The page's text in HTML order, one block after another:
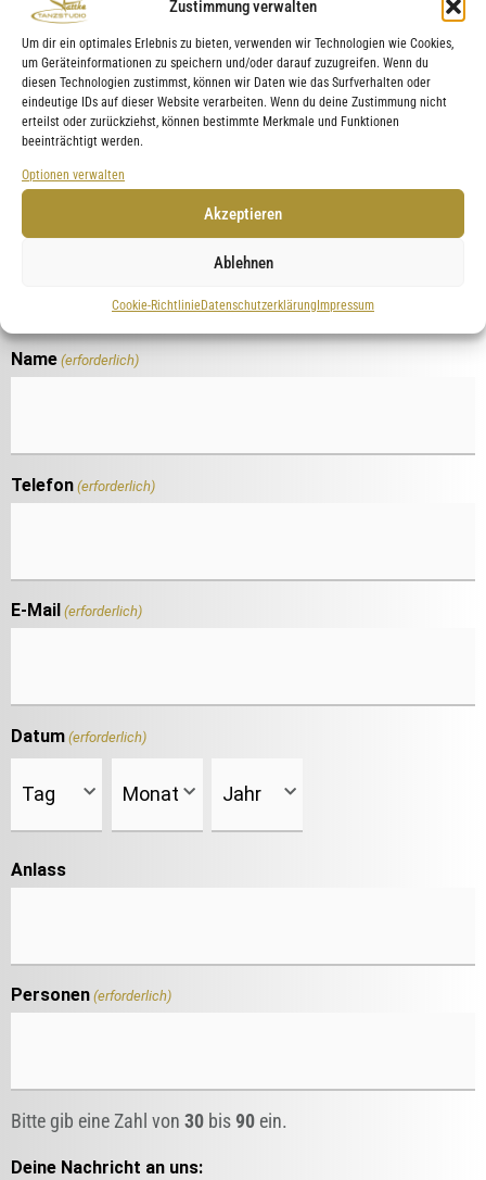
Zustimmung verwalten
Um dir ein optimales Erlebnis zu bieten, verwenden wir Technologien wie Cookies,
um Geräteinformationen zu speichern und/oder darauf zuzugreifen. Wenn du
diesen Technologien zustimmst, können wir Daten wie das Surfverhalten oder
eindeutige IDs auf dieser Website verarbeiten. Wenn du deine Zustimmung nicht
erteilst oder zurückziehst, können bestimmte Merkmale und Funktionen
beeinträchtigt werden.
Optionen verwalten
Akzeptieren
Ablehnen
Cookie-RichtlinieDatenschutzerklärung Impressum
€19,80*
Name (erforderlich)
Telefon (erforderlich)
E-Mail (erforderlich)
Datum (erforderlich)
Anlass
Personen (erforderlich)
Bitte gib eine Zahl von 30 bis90 ein.
Deine Nachricht an uns: